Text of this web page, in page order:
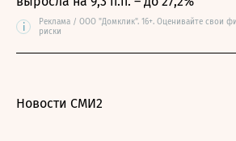
i
Реклама / ООО "Домклик". 16+. Оценивайте свои
риски
Новости СМИ2